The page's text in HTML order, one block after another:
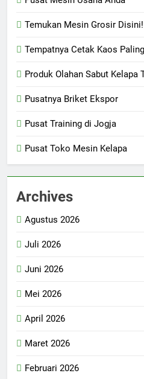
Temukan Mesin Grosir Disini!
Tempatnya Cetak Kaos
Produk Olahan Sabut Kelapa
Pusatnya Briket Ekspor
Pusat Training di Jogja
Pusat Toko Mesin Kelapa
Archives
Agustus 2026
Juli 2026
Juni 2026
Mei 2026
April 2026
Maret 2026
Februari 2026